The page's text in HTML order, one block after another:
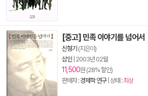
[중고] 민족 이야기를 넘어서
신형기 (지은이)
삼인 2003년 02월
11,500원 (28% 할인)
판매자 :경제학 연구| 상태 :최상